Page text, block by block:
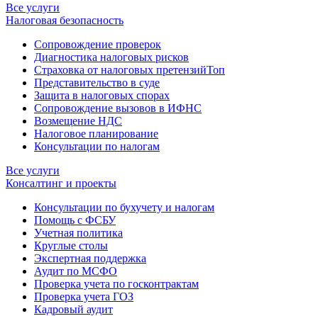
Все услуги
Налоговая безопасность
Сопровождение проверок
Диагностика налоговых рисков
Страховка от налоговых претензийТоп
Представительство в суде
Защита в налоговых спорах
Сопровождение вызовов в ИФНС
Возмещение НДС
Налоговое планирование
Консультации по налогам
Все услуги
Консалтинг и проекты
Консультации по бухучету и налогам
Помощь с ФСБУ
Учетная политика
Круглые столы
Экспертная поддержка
Аудит по МСФО
Проверка учета по госконтрактам
Проверка учета ГОЗ
Кадровый аудит